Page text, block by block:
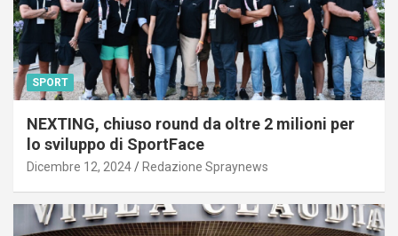
SPORT
NEXTING, chiuso round da oltre 2 milioni per
lo sviluppo di SportFace
Dicembre 12, 2024 Redazione Spraynews